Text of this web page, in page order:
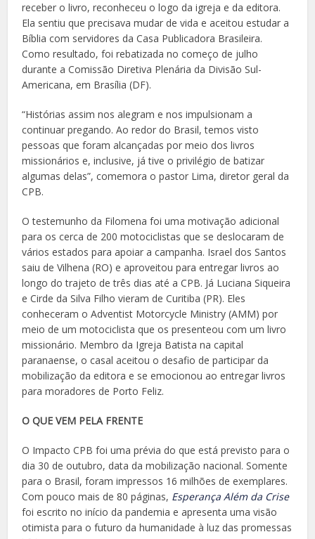
receber o livro, reconheceu o logo da igreja e da editora.
Ela sentiu que precisava mudar de vida e aceitou estudar a
Bíblia com servidores da Casa Publicadora Brasileira.
Como resultado, foi rebatizada no começo de julho
durante a Comissão Diretiva Plenária da Divisão Sul-
Americana, em Brasília (DF).
“Histórias assim nos alegram e nos impulsionam a
continuar pregando. Ao redor do Brasil, temos visto
pessoas que foram alcançadas por meio dos livros
missionários e, inclusive, já tive o privilégio de batizar
algumas delas”, comemora o pastor Lima, diretor geral da
CPB.
O testemunho da Filomena foi uma motivação adicional
para os cerca de 200 motociclistas que se deslocaram de
vários estados para apoiar a campanha. Israel dos Santos
saiu de Vilhena (RO) e aproveitou para entregar livros ao
longo do trajeto de três dias até a CPB. Já Luciana Siqueira
e Cirde da Silva Filho vieram de Curitiba (PR). Eles
conheceram o Adventist Motorcycle Ministry (AMM) por
meio de um motociclista que os presenteou com um livro
missionário. Membro da Igreja Batista na capital
paranaense, o casal aceitou o desafio de participar da
mobilização da editora e se emocionou ao entregar livros
para moradores de Porto Feliz.
O QUE VEM PELA FRENTE
O Impacto CPB foi uma prévia do que está previsto para o
dia 30 de outubro, data da mobilização nacional. Somente
para o Brasil, foram impressos 16 milhões de exemplares.
Com pouco mais de 80 páginas, Esperança Além da Crise
foi escrito no início da pandemia e apresenta uma visão
otimista para o futuro da humanidade à luz das promessas